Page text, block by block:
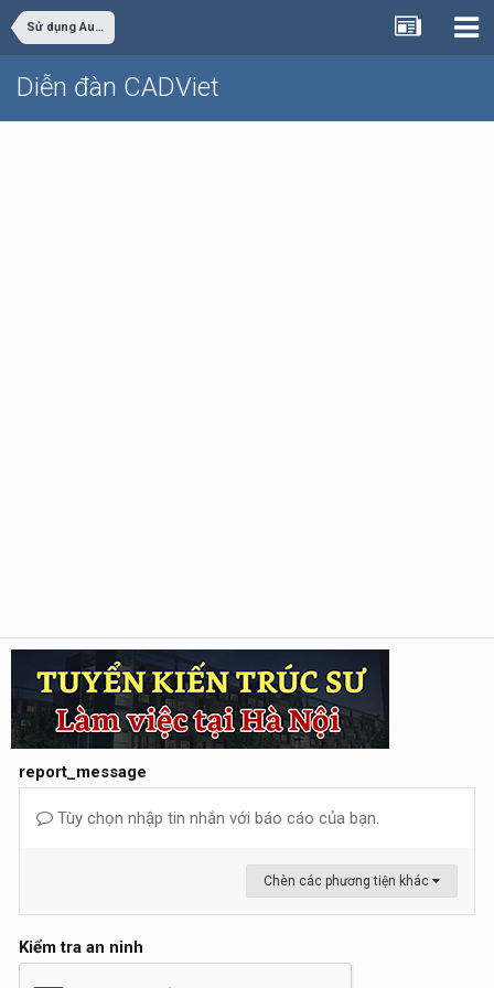
Sử dụng AutoCAD
Diễn đàn CADViet
report_message
Tùy chọn nhập tin nhắn với báo cáo của bạn.
Chèn các phương tiện khác
Kiểm tra an ninh